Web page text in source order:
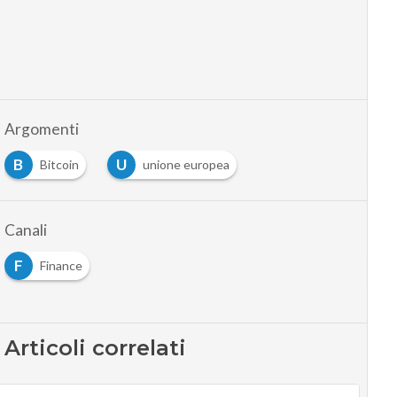
Argomenti
B
Bitcoin U unione europea
Canali
F
Finance
Articoli correlati